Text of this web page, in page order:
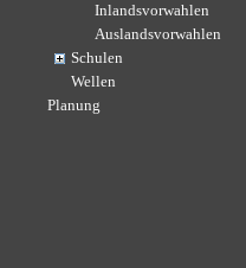
Inlandsvorwahlen
Auslandsvorwahlen
Schulen
Wellen
Planung